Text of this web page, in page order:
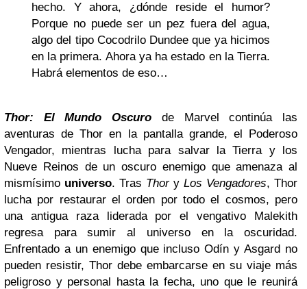
hecho. Y ahora, ¿dónde reside el humor?
Porque no puede ser un pez fuera del agua,
algo del tipo Cocodrilo Dundee que ya hicimos
en la primera. Ahora ya ha estado en la Tierra.
Habrá elementos de eso…
Thor: El Mundo Oscuro de Marvel continúa las
aventuras de Thor en la pantalla grande, el Poderoso
Vengador, mientras lucha para salvar la Tierra y los
Nueve Reinos de un oscuro enemigo que amenaza al
mismísimo universo. Tras Thory Los Vengadores, Thor
lucha por restaurar el orden por todo el cosmos, pero
una antigua raza liderada por el vengativo Malekith
regresa para sumir al universo en la oscuridad.
Enfrentado a un enemigo que incluso Odín y Asgard no
pueden resistir, Thor debe embarcarse en su viaje más
peligroso y personal hasta la fecha, uno que le reunirá